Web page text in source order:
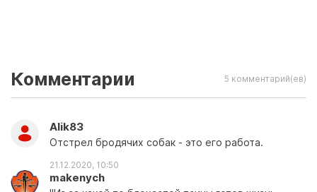
Комментарии 5 комментарий(ев)
Alik83
Отстрел бродячих собак - это его работа.
21.12.2020, 10:50
makenych